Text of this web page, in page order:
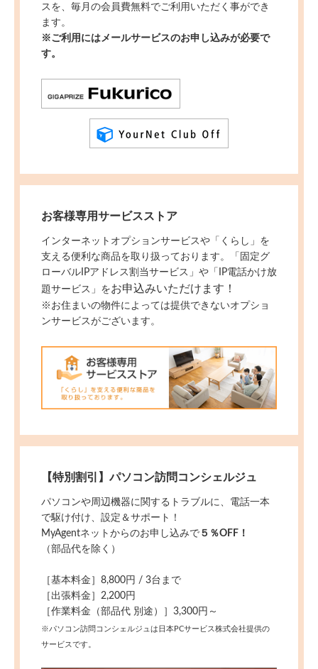
スを、毎月の会員費無料でご利用いただく事ができ
ます。
※ご利用にはメールサービスのお申し込みが必要で
す。
お客様専用サービスストア
インターネットオプションサービスや「くらし」を
支える便利な商品を取り扱っております。「固定グ
ローバルIPアドレス割当サービス」や「IP電話かけ放
題サービス」をお申込みいただけます！
※お住まいの物件によっては提供できないオプショ
ンサービスがございます。
【特別割引】パソコン訪問コンシェルジュ
パソコンや周辺機器に関するトラブルに、電話一本
で駆け付け、設定＆サポート！
MyAgentネットからのお申し込みで ５％OFF！
（部品代を除く）
［基本料金］8,800円 / 3台まで
［出張料金］2,200円
［作業料金（部品代 別途）］3,300円～
※パソコン訪問コンシェルジュは日本PCサービス株式会社提供の
サービスです。